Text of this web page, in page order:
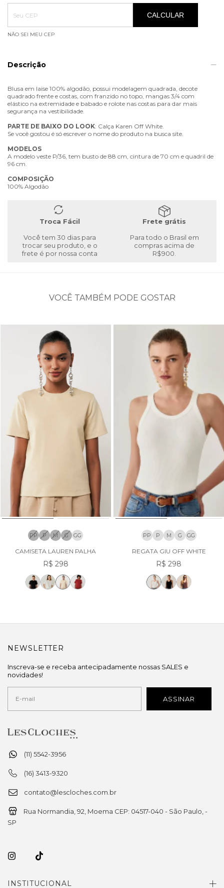
Entregas para o CEP:
ALTERAR CEP
CALCULAR
NÃO SEI MEU CEP
Descrição
Blusa em laise 100% algodão, possui modelagem quadrada, decote
quadrado frente e costas, com franzido no topo, mangas 3/4 com
elástico na extremidade e babado e rolote nas costas para dar mais
segurança na vestibilidade.
PARTE DE BAIXO DO LOOK: Calça Karen Off White.
Se você gostou é só escrever o nome do produto na busca site.
MODELOS
A modelo veste P/36, tem busto de 88 cm, cintura de 70 cm e quadril de
96 cm.
COMPOSIÇÃO
100% Algodão
Troca Fácil
Você tem 30 dias para
trocar seu produto, e o
frete é por nossa conta
Frete grátis
Para todo o Brasil em
compras acima de
R$900.
VOCÊ TAMBÉM PODE GOSTAR
PP P M G GG
CAMISETA LAUREN PALHA
R$ 298
PP P M G GG
REGATA GIU OFF WHITE
R$ 298
(11) 5542-3956
(16) 3413-9320
contato@lescloches.com.br
Rua Normandia, 92, Moema CEP: 04517-040 - São Paulo, -
SP
INSTITUCIONAL
NEWSLETTER
Inscreva-se e receba antecipadamente nossas SALES e
novidades!